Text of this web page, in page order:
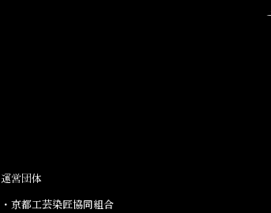
運営団体
・京都工芸染匠協同組合​